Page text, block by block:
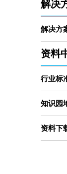
解决
解决方
资料
行业标
知识园
资料下